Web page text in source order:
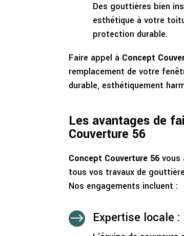
Des gouttières bien
esthétique à votre
protection durable.
Faire appel à Concept
remplacement de votre
durable, esthétiquement
Les avantages de
Couverture 56
Concept Couverture 56 vous
tous vos travaux de
Nos engagements incluent :
$ Expertise locale :